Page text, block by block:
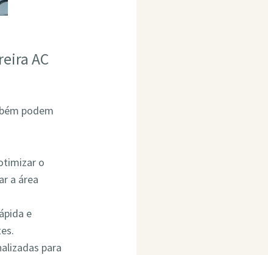
AC
podem
o
a área
e
para